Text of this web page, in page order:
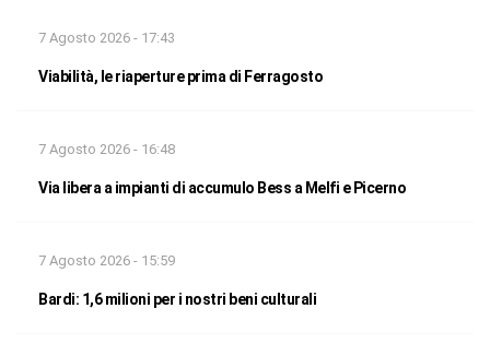
7 Agosto 2026 - 17:43
Viabilità, le riaperture prima di Ferragosto
7 Agosto 2026 - 16:48
Via libera a impianti di accumulo Bess a Melfi e Picerno
7 Agosto 2026 - 15:59
Bardi: 1,6 milioni per i nostri beni culturali